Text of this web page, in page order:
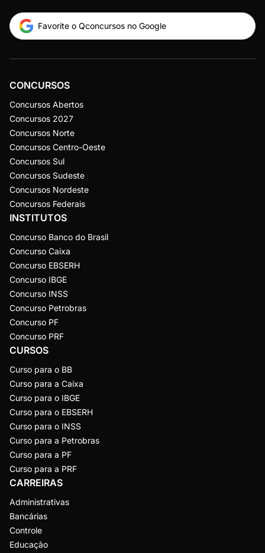
Favorite o Qconcursos no Google
CONCURSOS
Concursos Abertos
Concursos 2027
Concursos Norte
Concursos Centro-Oeste
Concursos Sul
Concursos Sudeste
Concursos Nordeste
Concursos Federais
INSTITUTOS
Concurso Banco do Brasil
Concurso Caixa
Concurso EBSERH
Concurso IBGE
Concurso INSS
Concurso Petrobras
Concurso PF
Concurso PRF
CURSOS
Curso para o BB
Curso para a Caixa
Curso para o IBGE
Curso para o EBSERH
Curso para o INSS
Curso para a Petrobras
Curso para a PF
Curso para a PRF
CARREIRAS
Administrativas
Bancárias
Controle
Educação